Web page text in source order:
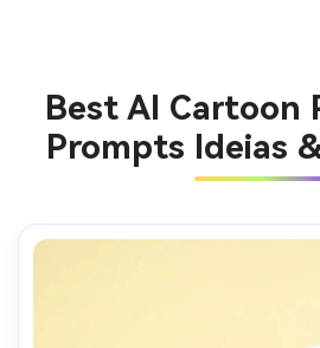
Best AI Cartoon
Prompts Ideias